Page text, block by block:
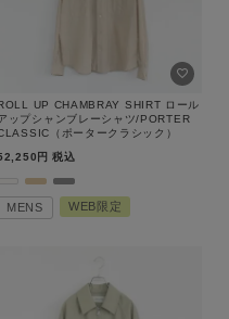
予約商品
WEB限定
クリア
UP CHAMBRAY SHIRT ロール
ップシャンブレーシャツ/PORTER
（ポータークラシック）
税込
MENS WEB限定